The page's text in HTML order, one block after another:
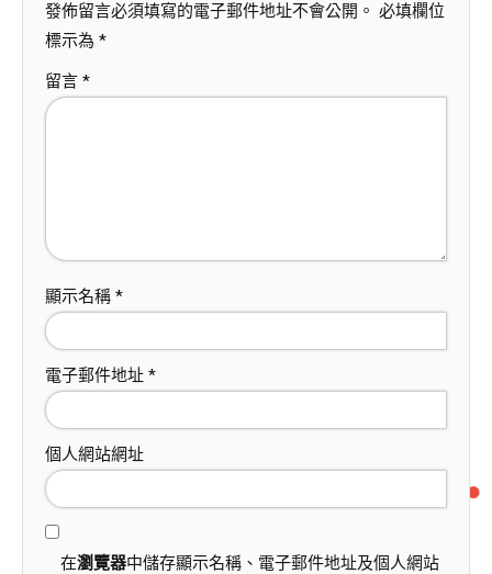
發佈留言必須填寫的電子郵件地址不會公開。 必填欄位
標示為 *
留言 *
顯示名稱 *
電子郵件地址 *
個人網站網址
在瀏覽器中儲存顯示名稱、電子郵件地址及個人網站